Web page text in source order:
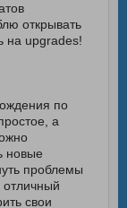
открывать
на upgrades!
по
а
новые
проблемы
свои